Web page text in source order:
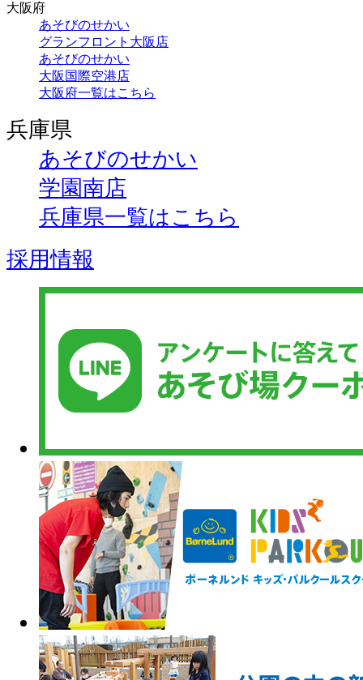
大阪府
あそびのせかい
グランフロント大阪店
あそびのせかい
大阪国際空港店
大阪府一覧はこちら
兵庫県
あそびのせかい
学園南店
兵庫県一覧はこちら
採用情報